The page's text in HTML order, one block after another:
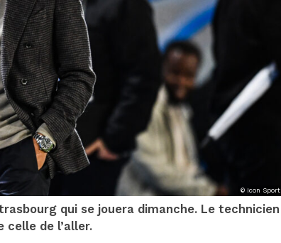
© Icon Sport
qui se jouera dimanche. Le technicien
celle de l’aller.